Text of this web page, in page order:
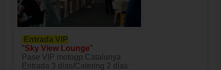
Entrada VIP
"Sky View Lounge"
Pase VIP motogp Catalunya
Entrada 3 días/Catering 2 días